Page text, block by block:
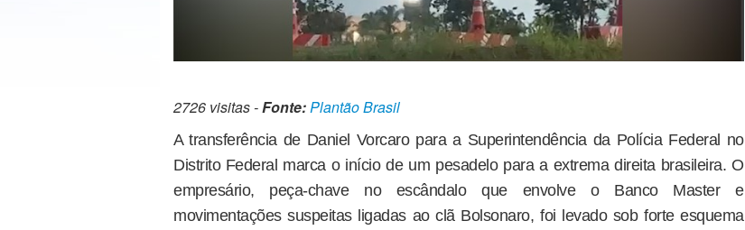
2726 visitas -Fonte:Plantão Brasil
A transferência de Daniel Vorcaro para a Superintendência da Polícia Federal no
Distrito Federal marca o início de um pesadelo para a extrema direita brasileira. O
empresário, peça-chave no escândalo que envolve o Banco Master e
movimentações suspeitas ligadas ao clã Bolsonaro, foi levado sob forte esquema